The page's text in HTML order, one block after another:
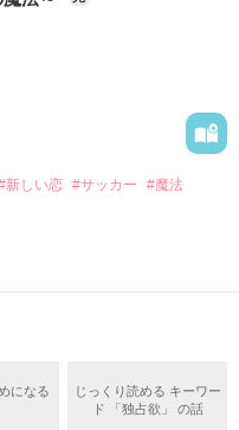
新しい恋 #サッカー #魔法
になる
じっくり読める キーワー
ド 「独占欲」 の話